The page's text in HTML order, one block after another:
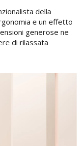
della
e un effetto
generose ne
di rilassata